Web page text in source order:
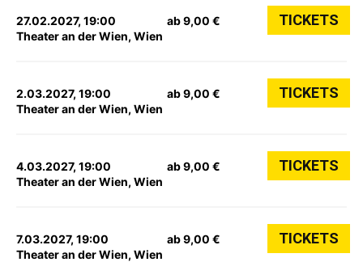
27.02.2027, 19:00
Theater an der Wien, Wien
ab 9,00 € TICKETS
2.03.2027, 19:00
Theater an der Wien, Wien
ab 9,00 € TICKETS
4.03.2027, 19:00
Theater an der Wien, Wien
ab 9,00 € TICKETS
7.03.2027, 19:00
Theater an der Wien, Wien
ab 9,00 € TICKETS